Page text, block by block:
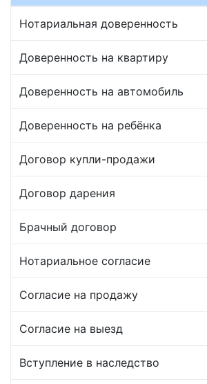
Нотариальная доверенность
Доверенность на квартиру
Доверенность на автомобиль
Доверенность на ребёнка
Договор купли-продажи
Договор дарения
Брачный договор
Нотариальное согласие
Согласие на продажу
Согласие на выезд
Вступление в наследство